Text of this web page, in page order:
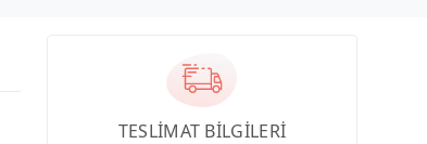
TESLİMAT BİLGİLERİ